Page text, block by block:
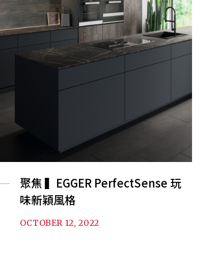
聚焦 ▍EGGER PerfectSense 玩
味新穎風格
OCTOBER 12, 2022